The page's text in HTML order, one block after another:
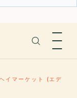
イマーケット (エデ